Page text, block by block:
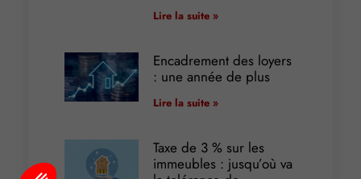
Lire la suite »
Encadrement des loyers
: une année de plus
Lire la suite »
Taxe de 3 % sur les
immeubles : jusqu’où va